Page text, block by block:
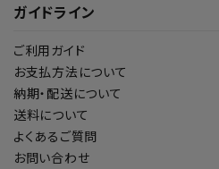
ガイドライン
ご利用ガイド
お支払方法について
納期・配送について
送料について
よくあるご質問
お問い合わせ